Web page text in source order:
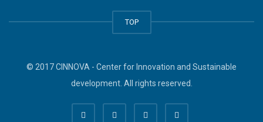
TOP
© 2017 CINNOVA - Center for Innovation and Sustainable
development. All rights reserved.